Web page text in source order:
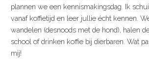
plannen we een kennismakingsdag. Ik
vanaf koffietijd en leer jullie écht kennen.
wandelen (desnoods met de hond), halen
school of drinken koffie bij dierbaren. Wat
mij!